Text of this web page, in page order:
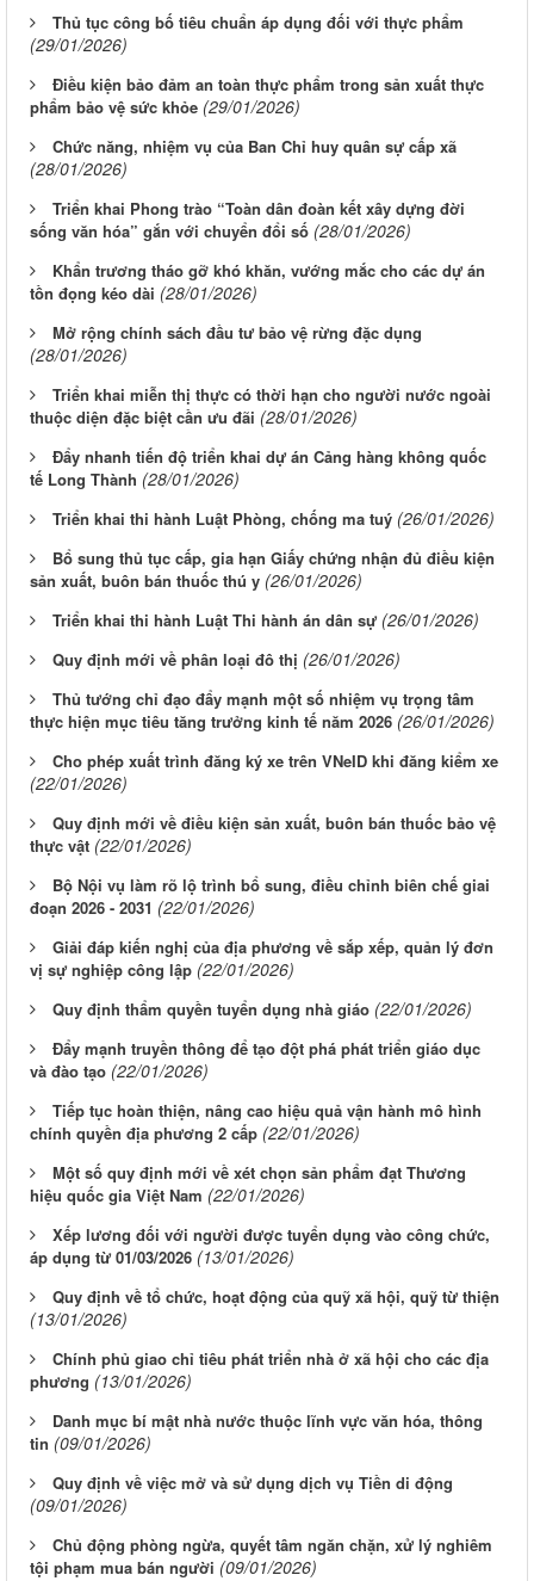
Thủ tục công bố tiêu chuẩn áp dụng đối với thực phẩm
(29/01/2026)
Điều kiện bảo đảm an toàn thực phẩm trong sản xuất thực
phẩm bảo vệ sức khỏe (29/01/2026)
Chức năng, nhiệm vụ của Ban Chỉ huy quân sự cấp xã
(28/01/2026)
Triển khai Phong trào “Toàn dân đoàn kết xây dựng đời
sống văn hóa” gắn với chuyển đổi số (28/01/2026)
Khẩn trương tháo gỡ khó khăn, vướng mắc cho các dự án
tồn đọng kéo dài (28/01/2026)
Mở rộng chính sách đầu tư bảo vệ rừng đặc dụng
(28/01/2026)
Triển khai miễn thị thực có thời hạn cho người nước ngoài
thuộc diện đặc biệt cần ưu đãi (28/01/2026)
Đẩy nhanh tiến độ triển khai dự án Cảng hàng không quốc
tế Long Thành (28/01/2026)
Triển khai thi hành Luật Phòng, chống ma tuý (26/01/2026)
Bổ sung thủ tục cấp, gia hạn Giấy chứng nhận đủ điều kiện
sản xuất, buôn bán thuốc thú y (26/01/2026)
Triển khai thi hành Luật Thi hành án dân sự (26/01/2026)
Quy định mới về phân loại đô thị (26/01/2026)
Thủ tướng chỉ đạo đẩy mạnh một số nhiệm vụ trọng tâm
thực hiện mục tiêu tăng trưởng kinh tế năm 2026 (26/01/2026)
Cho phép xuất trình đăng ký xe trên VNeID khi đăng kiểm xe
(22/01/2026)
Quy định mới về điều kiện sản xuất, buôn bán thuốc bảo vệ
thực vật (22/01/2026)
Bộ Nội vụ làm rõ lộ trình bổ sung, điều chỉnh biên chế giai
đoạn 2026 - 2031 (22/01/2026)
Giải đáp kiến nghị của địa phương về sắp xếp, quản lý đơn
vị sự nghiệp công lập (22/01/2026)
Quy định thẩm quyền tuyển dụng nhà giáo (22/01/2026)
Đẩy mạnh truyền thông để tạo đột phá phát triển giáo dục
và đào tạo (22/01/2026)
Tiếp tục hoàn thiện, nâng cao hiệu quả vận hành mô hình
chính quyền địa phương 2 cấp (22/01/2026)
Một số quy định mới về xét chọn sản phẩm đạt Thương
hiệu quốc gia Việt Nam (22/01/2026)
Xếp lương đối với người được tuyển dụng vào công chức,
áp dụng từ 01/03/2026 (13/01/2026)
Quy định về tổ chức, hoạt động của quỹ xã hội, quỹ từ thiện
(13/01/2026)
Chính phủ giao chỉ tiêu phát triển nhà ở xã hội cho các địa
phương (13/01/2026)
Danh mục bí mật nhà nước thuộc lĩnh vực văn hóa, thông
tin (09/01/2026)
Quy định về việc mở và sử dụng dịch vụ Tiền di động
(09/01/2026)
Chủ động phòng ngừa, quyết tâm ngăn chặn, xử lý nghiêm
tội phạm mua bán người (09/01/2026)